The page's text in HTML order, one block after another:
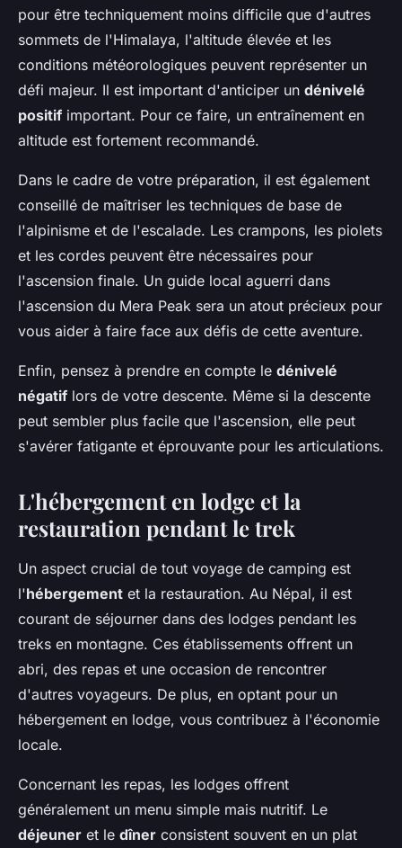
pour être techniquement moins difficile que d'autres
sommets de l'Himalaya, l'altitude élevée et les
conditions météorologiques peuvent représenter un
défi majeur. Il est important d'anticiper un dénivelé
positif important. Pour ce faire, un entraînement en
altitude est fortement recommandé.
Dans le cadre de votre préparation, il est également
conseillé de maîtriser les techniques de base de
l'alpinisme et de l'escalade. Les crampons, les piolets
et les cordes peuvent être nécessaires pour
l'ascension finale. Un guide local aguerri dans
l'ascension du Mera Peak sera un atout précieux pour
vous aider à faire face aux défis de cette aventure.
Enfin, pensez à prendre en compte le dénivelé
négatif lors de votre descente. Même si la descente
peut sembler plus facile que l'ascension, elle peut
s'avérer fatigante et éprouvante pour les articulations.
L'hébergement en lodge et la
restauration pendant le trek
Un aspect crucial de tout voyage de camping est
l'hébergement et la restauration. Au Népal, il est
courant de séjourner dans des lodges pendant les
treks en montagne. Ces établissements offrent un
abri, des repas et une occasion de rencontrer
d'autres voyageurs. De plus, en optant pour un
hébergement en lodge, vous contribuez à l'économie
locale.
Concernant les repas, les lodges offrent
généralement un menu simple mais nutritif. Le
déjeuner et le dîner consistent souvent en un plat